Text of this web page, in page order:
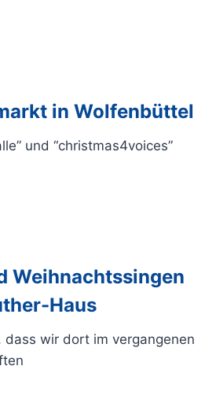
in Wolfenbüttel
und “christmas4voices”
Weihnachtssingen
Haus
dass wir dort im vergangenen